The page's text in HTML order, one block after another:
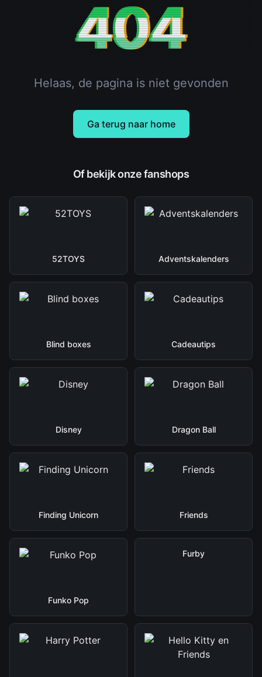
404
Helaas, de pagina is niet gevonden
Ga terug naar home
Of bekijk onze fanshops
52TOYS Adventskalenders
Blind boxes Cadeautips
Disney Dragon Ball
Finding Unicorn Friends
Funko Pop
Furby